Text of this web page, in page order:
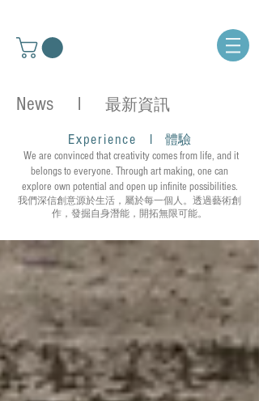
News l 最新資訊
Experience l 體驗
We are convinced that creativity comes from life, and it
belongs to everyone. Through art making, one can
explore own potential and open up infinite possibilities.
我們深信創意源於生活，屬於每一個人。透過藝術創
作，發掘自身潛能，開拓無限可能。